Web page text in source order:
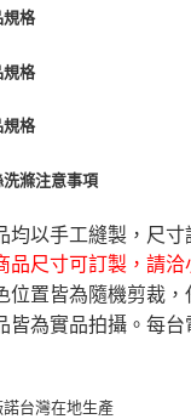
均以手工縫製，尺寸
品尺寸可訂製，請
位置皆為隨機剪裁，
皆為實品拍攝。每